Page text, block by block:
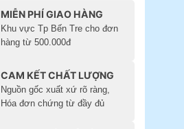
MIỄN PHÍ GIAO HÀNG
Khu vực Tp Bến Tre cho đơn
hàng từ 500.000đ
CAM KẾT CHẤT LƯỢNG
Nguồn gốc xuất xứ rõ ràng,
Hóa đơn chứng từ đầy đủ